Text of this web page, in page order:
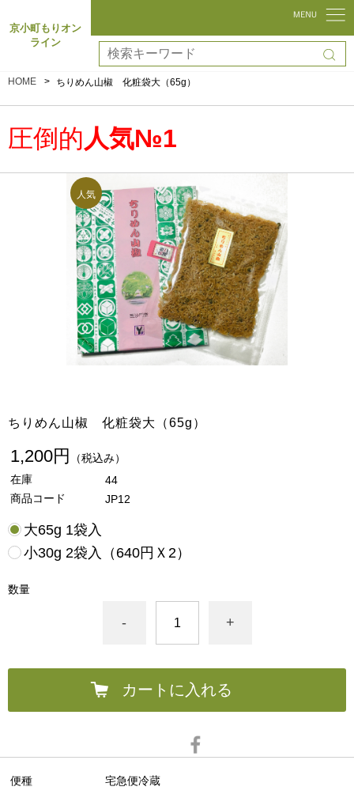
京小町もりオン
ライン
HOME ちりめん山椒 化粧袋大（65g）
圧倒的人気№1
ちりめん山椒 化粧袋大（65g）
1,200円
（税込み）
在庫
44
商品コード
JP12
大65g 1袋入
小30g 2袋入（640円Ｘ2）
数量
- +
カートに入れる
便種 宅急便冷蔵